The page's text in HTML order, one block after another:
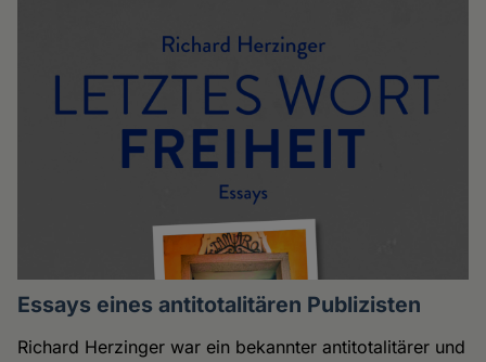
Essays eines antitotalitären Publizisten
Richard Herzinger war ein bekannter antitotalitärer und